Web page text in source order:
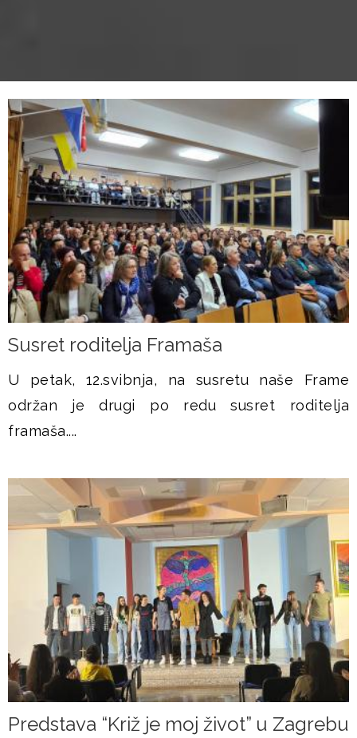
Susret roditelja Framaša
U petak, 12.svibnja, na susretu naše Frame
održan je drugi po redu susret roditelja
framaša....
Predstava “Križ je moj život” u Zagrebu